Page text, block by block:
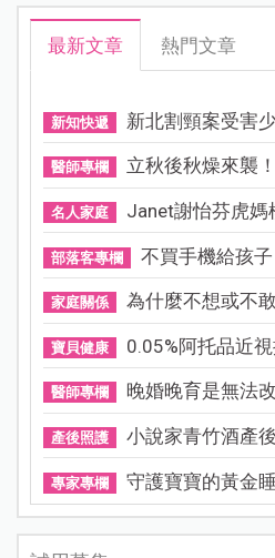
最新文章 熱門文章
新知快遞 新北割頸案受害
醫師專欄 立秋後秋燥來襲
名人家庭 Janet謝怡芬虎媽
部落客專欄 不買手機給孩
家庭關係 為什麼不想或不
寶貝健康 0.05%阿托品近
醫師專欄 晚婚晚育是無法
產後照護 小說家青竹酒產
專家專欄 守護寶寶的黃金